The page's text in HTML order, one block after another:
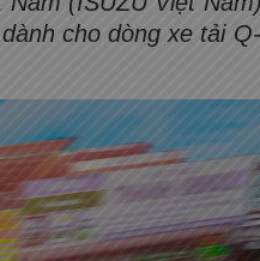
cho dòng xe tải